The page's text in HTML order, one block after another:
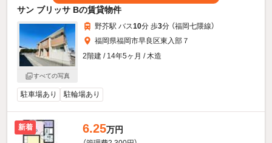
サン ブリッサ Bの賃貸物件
すべての写真
野芥駅 バス10分 歩3分 （福岡七隈線）
福岡県福岡市早良区東入部７
2階建 / 14年5ヶ月 / 木造
駐車場あり 駐輪場あり
新着 6.25万円